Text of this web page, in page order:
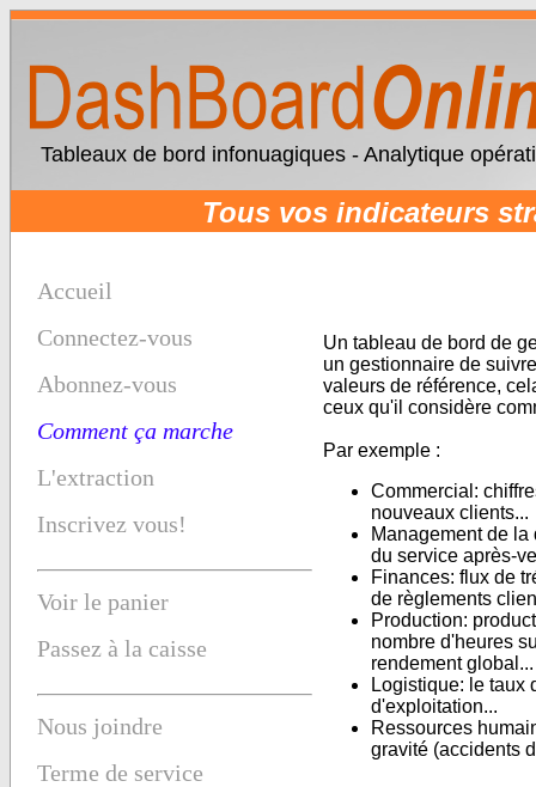
Tableaux de bord infonuagiques - Analytique
Tous vos indicateurs
Accueil
Connectez-vous
Abonnez-vous
Comment ça marche
L'extraction
Inscrivez vous!
Voir le panier
Passez à la caisse
Nous joindre
Terme de service
Un tableau de bord de
un gestionnaire de
valeurs de référence,
ceux qu'il considère
Par exemple :
Commercial:
nouveaux clients...
Management de
du service après-
Finances: flux de
de règlements
Production:
nombre d'heures
rendement global...
Logistique: le taux
d'exploitation...
Ressources
gravité (accidents